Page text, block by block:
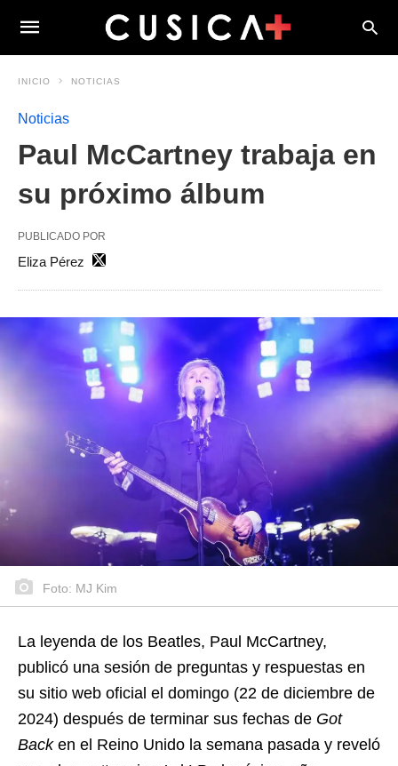
INICIO NOTICIAS
Noticias
Paul McCartney trabaja en
su próximo álbum
PUBLICADO POR
Eliza Pérez
Foto: MJ Kim
La leyenda de los Beatles, Paul McCartney,
publicó una sesión de preguntas y respuestas en
su sitio web oficial el domingo (22 de diciembre de
2024) después de terminar sus fechas de Got
Backen el Reino Unido la semana pasada y reveló